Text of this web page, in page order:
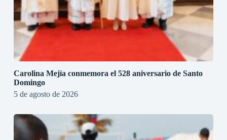
Carolina Mejía conmemora el 528 aniversario de Santo
Domingo
5 de agosto de 2026